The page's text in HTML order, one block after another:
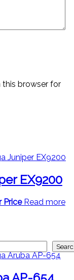
this browser for
EX9200
Price Read more